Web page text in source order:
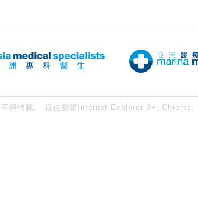
得轉載。 最佳瀏覽Internet Explorer 8+,